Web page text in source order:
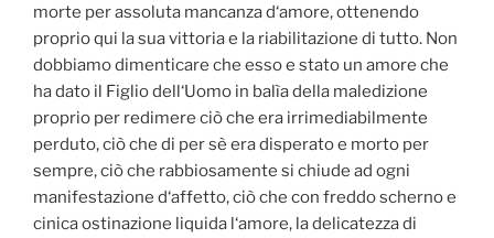
morte per assoluta mancanza d‘amore, ottenendo
proprio qui la sua vittoria e la riabilitazione di tutto. Non
dobbiamo dimenticare che esso e stato un amore che
ha dato il Figlio dell‘Uomo in balìa della maledizione
proprio per redimere ciò che era irrimediabilmente
perduto, ciò che di per sè era disperato e morto per
sempre, ciò che rabbiosamente si chiude ad ogni
manifestazione d‘affetto, ciò che con freddo scherno e
cinica ostinazione liquida l‘amore, la delicatezza di